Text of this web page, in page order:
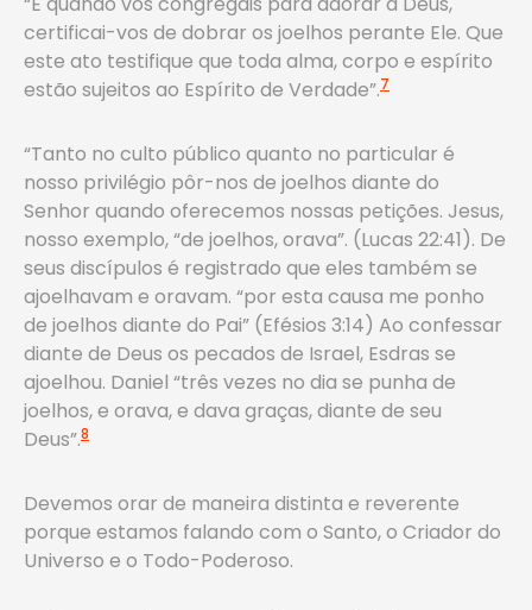
certificai-vos de dobrar os joelhos perante Ele. Que
este ato testifique que toda alma, corpo e espírito
estão sujeitos ao Espírito de Verdade”.7
“Tanto no culto público quanto no particular é
nosso privilégio pôr-nos de joelhos diante do
Senhor quando oferecemos nossas petições. Jesus,
nosso exemplo, “de joelhos, orava”. (Lucas 22:41). De
seus discípulos é registrado que eles também se
ajoelhavam e oravam. “por esta causa me ponho
de joelhos diante do Pai” (Efésios 3:14) Ao confessar
diante de Deus os pecados de Israel, Esdras se
ajoelhou. Daniel “três vezes no dia se punha de
joelhos, e orava, e dava graças, diante de seu
Deus”.8
Devemos orar de maneira distinta e reverente
porque estamos falando com o Santo, o Criador do
Universo e o Todo-Poderoso.